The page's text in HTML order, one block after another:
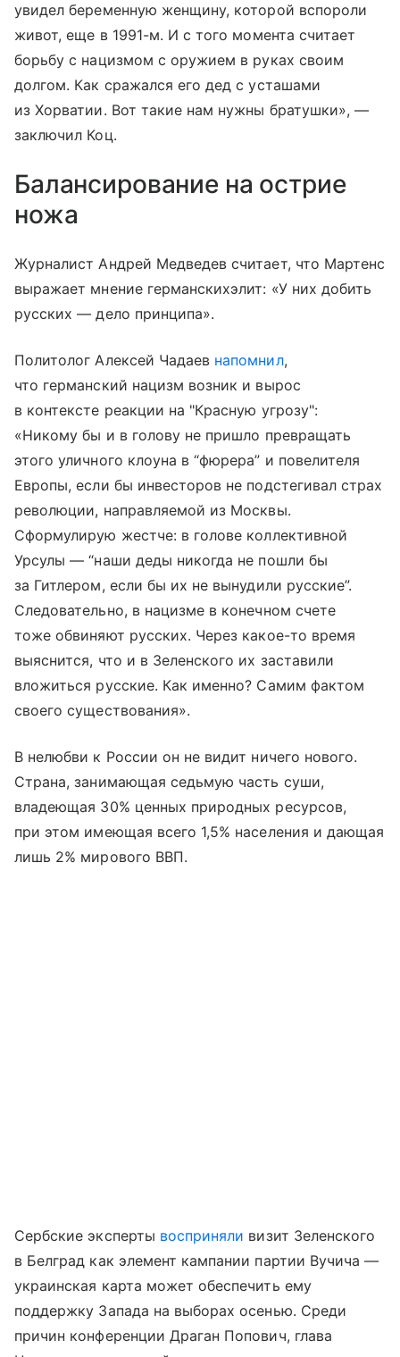
увидел беременную женщину, которой вспороли
живот, еще в 1991-м. И с того момента считает
борьбу с нацизмом с оружием в руках своим
долгом. Как сражался его дед с усташами
из Хорватии. Вот такие нам нужны братушки», —
заключил Коц.
Балансирование на острие
ножа
Журналист Андрей Медведев считает, что Мартенс
выражает мнение германскихэлит: «У них добить
русских — дело принципа».
Политолог Алексей Чадаев напомнил,
что германский нацизм возник и вырос
в контексте реакции на "Красную угрозу":
«Никому бы и в голову не пришло превращать
этого уличного клоуна в “фюрера” и повелителя
Европы, если бы инвесторов не подстегивал страх
революции, направляемой из Москвы.
Сформулирую жестче: в голове коллективной
Урсулы — “наши деды никогда не пошли бы
за Гитлером, если бы их не вынудили русские”.
Следовательно, в нацизме в конечном счете
тоже обвиняют русских. Через какое-то время
выяснится, что и в Зеленского их заставили
вложиться русские. Как именно? Самим фактом
своего существования».
В нелюбви к России он не видит ничего нового.
Страна, занимающая седьмую часть суши,
владеющая 30% ценных природных ресурсов,
при этом имеющая всего 1,5% населения и дающая
лишь 2% мирового ВВП.
Сербские эксперты восприняли визит Зеленского
в Белград как элемент кампании партии Вучича —
украинская карта может обеспечить ему
поддержку Запада на выборах осенью. Среди
причин конференции Драган Попович, глава